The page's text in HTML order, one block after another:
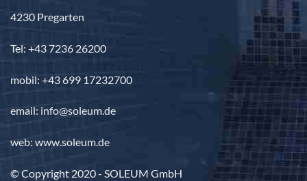
4230 Pregarten
Tel: +43 7236 26200
mobil: +43 699 17232700
email: info@soleum.de
web: www.soleum.de
© Copyright 2020 - SOLEUM GmbH